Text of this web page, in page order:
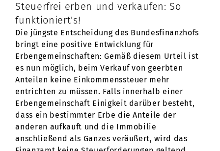
Steuerfrei erben und verkaufen: So
funktioniert's!
Die jüngste Entscheidung des Bundesfinanzhofs
bringt eine positive Entwicklung für
Erbengemeinschaften: Gemäß diesem Urteil ist
es nun möglich, beim Verkauf von geerbten
Anteilen keine Einkommenssteuer mehr
entrichten zu müssen. Falls innerhalb einer
Erbengemeinschaft Einigkeit darüber besteht,
dass ein bestimmter Erbe die Anteile der
anderen aufkauft und die Immobilie
anschließend als Ganzes veräußert, wird das